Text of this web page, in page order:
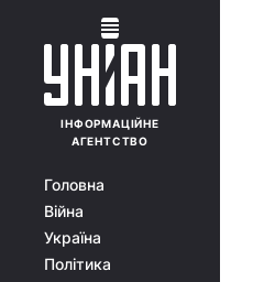
ІНФОРМАЦІЙНЕ
АГЕНТСТВО
Головна
Війна
Україна
Політика